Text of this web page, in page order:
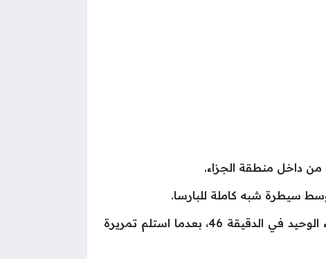
من داخل منطقة الجزاء.
سيطرة شبه كاملة للبارسا.
ومع بداية الشوط الثاني، نجح داني أولمو في فك شيفرة دفاع مايوركا سريعًا، حيث سجل هدف اللقاء الوحيد في الدقيقة 46، بعدما استلم تمريرة